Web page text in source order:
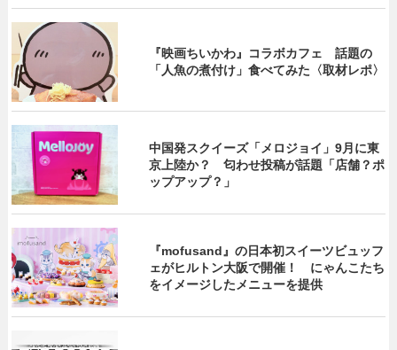
『映画ちいかわ』コラボカフェ 話題の
「人魚の煮付け」食べてみた〈取材レポ〉
中国発スクイーズ「メロジョイ」9月に東
京上陸か？ 匂わせ投稿が話題「店舗？ポ
ップアップ？」
『mofusand』の日本初スイーツビュッフ
ェがヒルトン大阪で開催！ にゃんこたち
をイメージしたメニューを提供